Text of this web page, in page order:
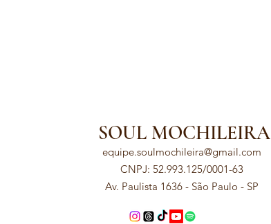
SOUL MOCHILEIRA
equipe.soulmochileira@gmail.com
CNPJ: 52.993.125/0001-63
Av. Paulista 1636 - São Paulo - SP